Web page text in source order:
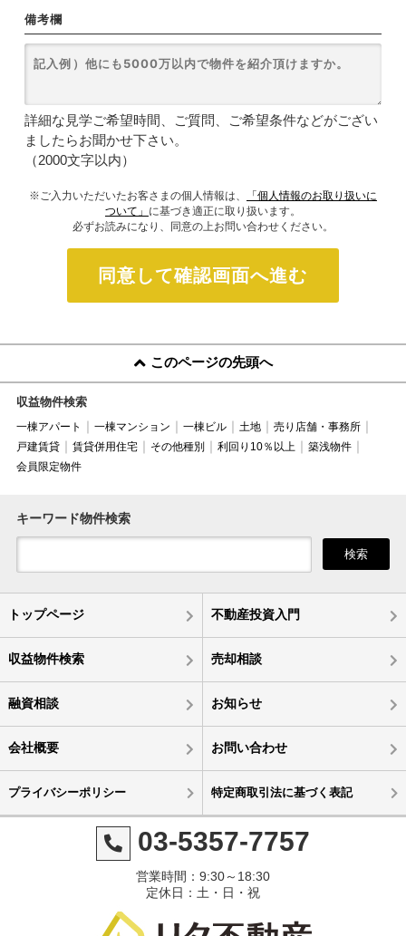
備考欄
詳細な見学ご希望時間、ご質問、ご希望条件などがござい
ましたらお聞かせ下さい。
（2000文字以内）
※ご入力いただいたお客さまの個人情報は、
「個人情報のお取り扱いに
ついて」 に基づき適正に取り扱います。
必ずお読みになり、同意の上お問い合わせください。
同意して確認画面へ進む
このページの先頭へ
収益物件検索
一棟アパート 一棟マンション 一棟ビル 土地
売り店舗・事務所
戸建賃貸
賃貸併用住宅 その他種別 利回り10％以上
築浅物件
会員限定物件
キーワード物件検索
検索
トップページ 不動産投資入門
収益物件検索 売却相談
融資相談 お知らせ
会社概要 お問い合わせ
プライバシーポリシー 特定商取引法に基づく表記
03-5357-7757
営業時間：9:30～18:30
定休日：土・日・祝